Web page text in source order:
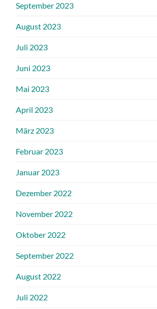
September 2023
August 2023
Juli 2023
Juni 2023
Mai 2023
April 2023
März 2023
Februar 2023
Januar 2023
Dezember 2022
November 2022
Oktober 2022
September 2022
August 2022
Juli 2022